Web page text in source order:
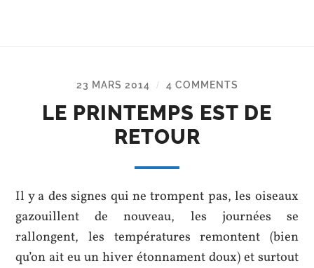
23 MARS 2014 / 4 COMMENTS
LE PRINTEMPS EST DE
RETOUR
Il y a des signes qui ne trompent pas, les oiseaux
gazouillent de nouveau, les journées se
rallongent, les températures remontent (bien
qu’on ait eu un hiver étonnament doux) et surtout